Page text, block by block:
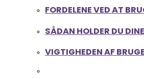
FORDELENE VED AT
SÅDAN HOLDER DU
VIGTIGHEDEN AF